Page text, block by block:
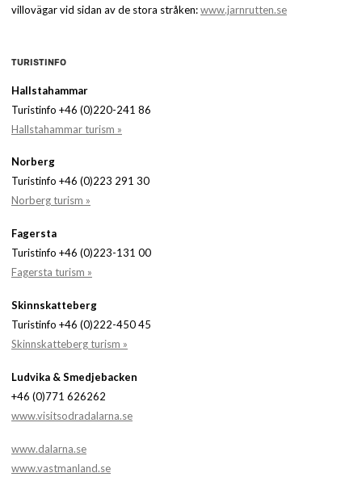
villovägar vid sidan av de stora stråken:www.jarnrutten.se
TURISTINFO
Hallstahammar
Turistinfo +46 (0)220-241 86
Hallstahammar turism »
Norberg
Turistinfo +46 (0)223 291 30
Norberg turism »
Fagersta
Turistinfo +46 (0)223-131 00
Fagersta turism »
Skinnskatteberg
Turistinfo +46 (0)222-450 45
Skinnskatteberg turism »
Ludvika & Smedjebacken
+46 (0)771 626262
www.visitsodradalarna.se
www.dalarna.se
www.vastmanland.se